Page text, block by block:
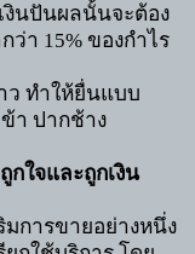
งินปันผลนั้นจะต้อง
ว่า 15% ของกำไร
ว ทำให้ยื่นแบบ
ข้า ปากช้าง
กใจและถูกเงิน
มการขายอย่างหนึ่ง